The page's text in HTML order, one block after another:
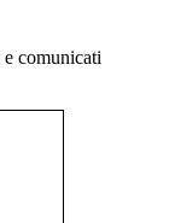
comunicati